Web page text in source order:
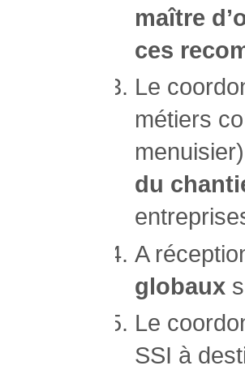
maître
ces
Le
métiers
du
A
globaux
Le
SSI à